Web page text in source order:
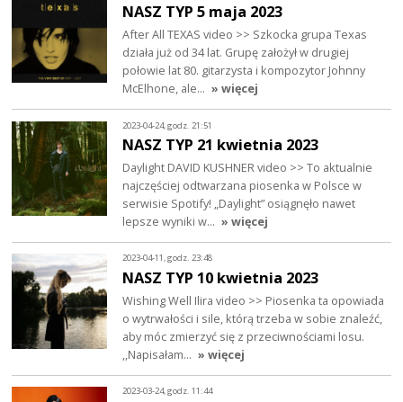
NASZ TYP 5 maja 2023
After All TEXAS video >> Szkocka grupa Texas
działa już od 34 lat. Grupę założył w drugiej
połowie lat 80. gitarzysta i kompozytor Johnny
McElhone, ale… » więcej
2023-04-24, godz. 21:51
NASZ TYP 21 kwietnia 2023
Daylight DAVID KUSHNER video >> To aktualnie
najczęściej odtwarzana piosenka w Polsce w
serwisie Spotify! „Daylight” osiągnęło nawet
lepsze wyniki w… » więcej
2023-04-11, godz. 23:48
NASZ TYP 10 kwietnia 2023
Wishing Well Ilira video >> Piosenka ta opowiada
o wytrwałości i sile, którą trzeba w sobie znaleźć,
aby móc zmierzyć się z przeciwnościami losu.
,,Napisałam… » więcej
2023-03-24, godz. 11:44